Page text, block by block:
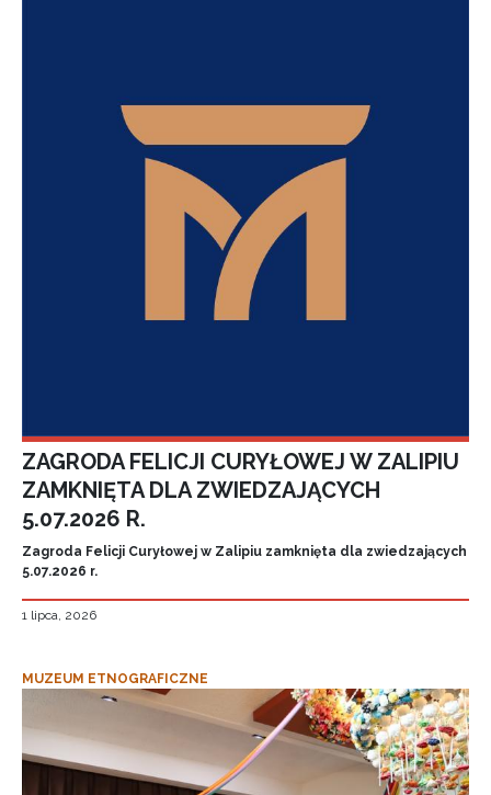
ZAGRODA FELICJI CURYŁOWEJ W ZALIPIU
ZAMKNIĘTA DLA ZWIEDZAJĄCYCH
5.07.2026 R.
Zagroda Felicji Curyłowej w Zalipiu zamknięta dla zwiedzających
5.07.2026 r.
1 lipca, 2026
MUZEUM ETNOGRAFICZNE